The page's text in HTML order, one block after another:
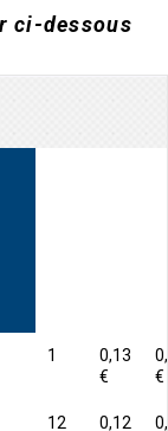
ci-dessous
1
0,13
€
€
12 0,12